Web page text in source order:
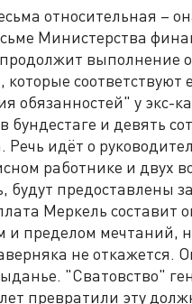
относительная –
Министерства
выполнение
соответствуют
у экс-
и девять
идёт о
работнике и двух
предоставлены
Меркель составит
и пределом мечтаний,
не откажется.
"Сватовство"
превратили эту